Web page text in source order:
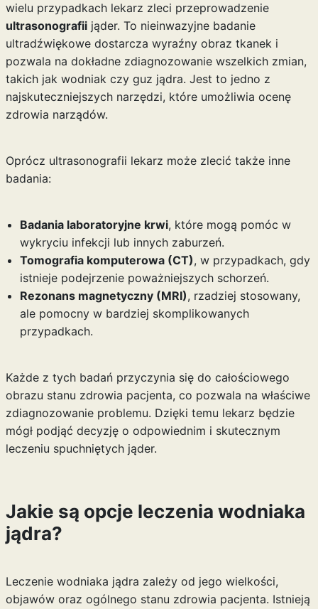
wielu przypadkach lekarz zleci przeprowadzenie
ultrasonografiijąder. To nieinwazyjne badanie
ultradźwiękowe dostarcza wyraźny obraz tkanek i
pozwala na dokładne zdiagnozowanie wszelkich zmian,
takich jak wodniak czy guz jądra. Jest to jedno z
najskuteczniejszych narzędzi, które umożliwia ocenę
zdrowia narządów.
Oprócz ultrasonografii lekarz może zlecić także inne
badania:
Badania laboratoryjne krwi, które mogą pomóc w
wykryciu infekcji lub innych zaburzeń.
Tomografia komputerowa (CT), w przypadkach, gdy
istnieje podejrzenie poważniejszych schorzeń.
Rezonans magnetyczny (MRI), rzadziej stosowany,
ale pomocny w bardziej skomplikowanych
przypadkach.
Każde z tych badań przyczynia się do całościowego
obrazu stanu zdrowia pacjenta, co pozwala na właściwe
zdiagnozowanie problemu. Dzięki temu lekarz będzie
mógł podjąć decyzję o odpowiednim i skutecznym
leczeniu spuchniętych jąder.
Jakie są opcje leczenia wodniaka
jądra?
Leczenie wodniaka jądra zależy od jego wielkości,
objawów oraz ogólnego stanu zdrowia pacjenta. Istnieją